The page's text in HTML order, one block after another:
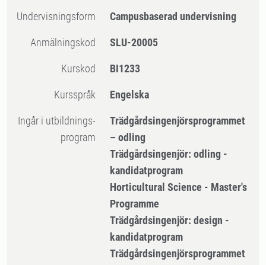
Undervisningsform Campusbaserad undervisning
Anmälningskod SLU-20005
Kurskod BI1233
Kursspråk Engelska
Ingår i utbildnings-
program
Trädgårdsingenjörsprogrammet
– odling
Trädgårdsingenjör: odling -
kandidatprogram
Horticultural Science - Master's
Programme
Trädgårdsingenjör: design -
kandidatprogram
Trädgårdsingenjörsprogrammet